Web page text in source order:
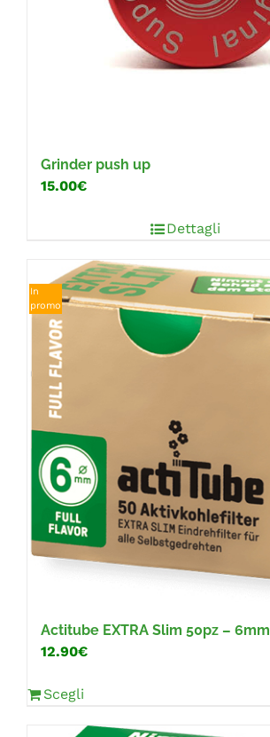
Grinder push up
15.00€
Dettagli
In
promo
Actitube EXTRA Slim 50pz – 6mm
12.90€
Scegli